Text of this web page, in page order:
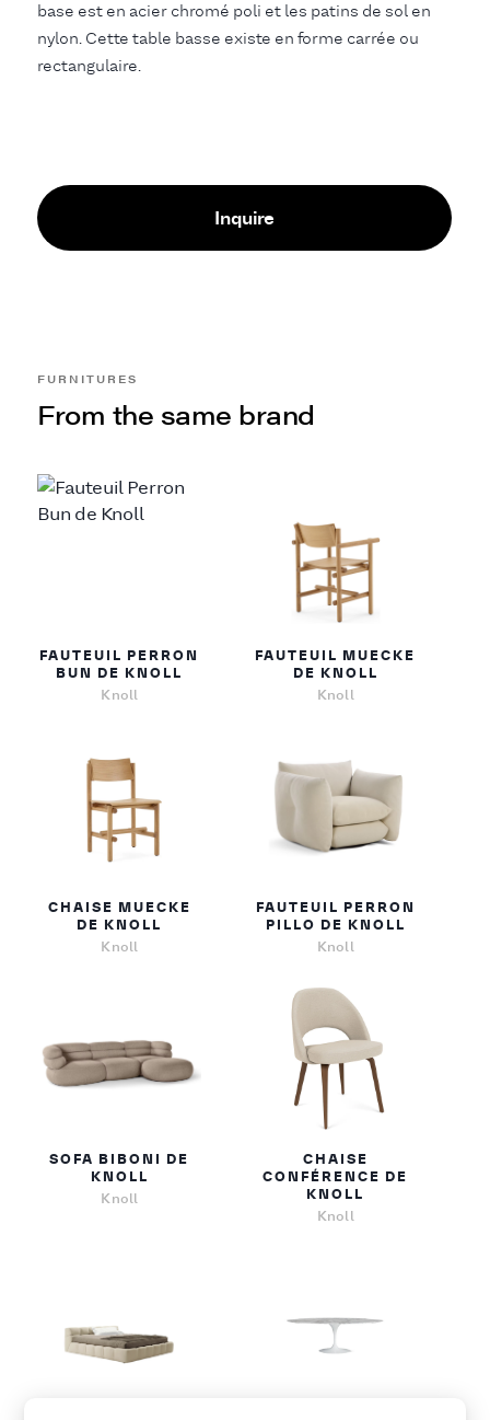
base est en acier chromé poli et les patins de sol en
nylon. Cette table basse existe en forme carrée ou
rectangulaire.
Inquire
From the same brand
FURNITURES
FAUTEUIL PERRON
BUN DE KNOLL
Knoll
FAUTEUIL MUECKE
DE KNOLL
Knoll
CHAISE MUECKE
DE KNOLL
Knoll
FAUTEUIL PERRON
PILLO DE KNOLL
Knoll
SOFA BIBONI DE
KNOLL
Knoll
CHAISE
CONFÉRENCE DE
KNOLL
Knoll